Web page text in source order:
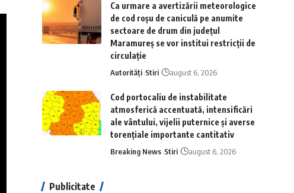
Ca urmare a avertizării meteorologice
de cod roșu de caniculă pe anumite
sectoare de drum din județul
Maramureș se vor institui restricții de
circulație
Autorități Stiri august 6, 2026
Cod portocaliu de instabilitate
atmosferică accentuată, intensificări
ale vântului, vijelii puternice și averse
torențiale importante cantitativ
Breaking News Stiri august 6, 2026
Publicitate